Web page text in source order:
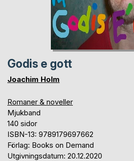
Godis e gott
Joachim Holm
Romaner & noveller
Mjukband
140 sidor
ISBN-13: 9789179697662
Förlag: Books on Demand
Utgivningsdatum: 20.12.2020